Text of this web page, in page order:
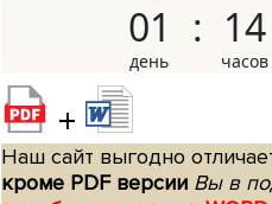
01 14
+
Наш сайт выгодно
кроме PDF версии Вы в